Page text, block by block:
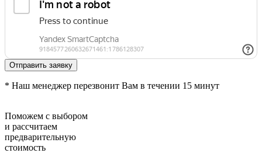
Отправить заявку
* Наш менеджер перезвонит Вам в течении 15 минут
Поможем с выбором
и рассчитаем
предварительную
стоимость